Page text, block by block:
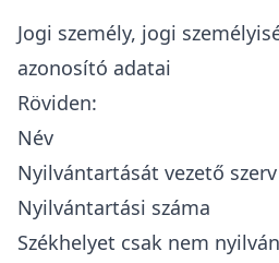
Jogi személy, jogi
azonosító adatai
Röviden:
Név
Nyilvántartását vezető
Nyilvántartási száma
Székhelyet csak nem